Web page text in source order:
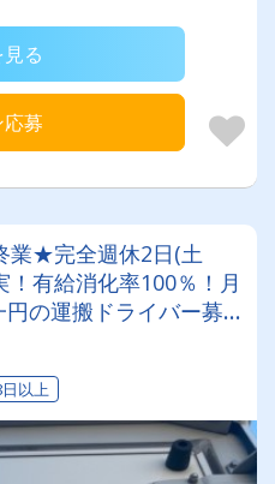
る
募
業★完全週休2日(土
有給消化率100％！月
の運搬ドライバー募
20年以上の定着率の
以上